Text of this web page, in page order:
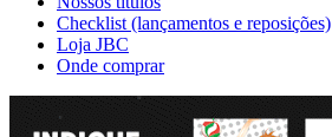
Checklist (lançamentos e reposições)
Loja JBC
Onde comprar